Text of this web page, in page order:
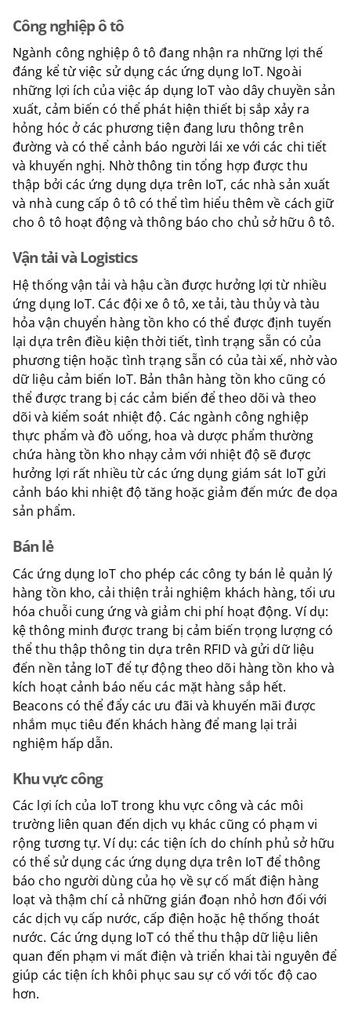
Công nghiệp ô tô
Ngành công nghiệp ô tô đang nhận ra những lợi thế
đáng kể từ việc sử dụng các ứng dụng IoT. Ngoài
những lợi ích của việc áp dụng IoT vào dây chuyền sản
xuất, cảm biến có thể phát hiện thiết bị sắp xảy ra
hỏng hóc ở các phương tiện đang lưu thông trên
đường và có thể cảnh báo người lái xe với các chi tiết
và khuyến nghị. Nhờ thông tin tổng hợp được thu
thập bởi các ứng dụng dựa trên IoT, các nhà sản xuất
và nhà cung cấp ô tô có thể tìm hiểu thêm về cách giữ
cho ô tô hoạt động và thông báo cho chủ sở hữu ô tô.
Vận tải và Logistics
Hệ thống vận tải và hậu cần được hưởng lợi từ nhiều
ứng dụng IoT. Các đội xe ô tô, xe tải, tàu thủy và tàu
hỏa vận chuyển hàng tồn kho có thể được định tuyến
lại dựa trên điều kiện thời tiết, tình trạng sẵn có của
phương tiện hoặc tình trạng sẵn có của tài xế, nhờ vào
dữ liệu cảm biến IoT. Bản thân hàng tồn kho cũng có
thể được trang bị các cảm biến để theo dõi và theo
dõi và kiểm soát nhiệt độ. Các ngành công nghiệp
thực phẩm và đồ uống, hoa và dược phẩm thường
chứa hàng tồn kho nhạy cảm với nhiệt độ sẽ được
hưởng lợi rất nhiều từ các ứng dụng giám sát IoT gửi
cảnh báo khi nhiệt độ tăng hoặc giảm đến mức đe dọa
sản phẩm.
Bán lẻ
Các ứng dụng IoT cho phép các công ty bán lẻ quản lý
hàng tồn kho, cải thiện trải nghiệm khách hàng, tối ưu
hóa chuỗi cung ứng và giảm chi phí hoạt động. Ví dụ:
kệ thông minh được trang bị cảm biến trọng lượng có
thể thu thập thông tin dựa trên RFID và gửi dữ liệu
đến nền tảng IoT để tự động theo dõi hàng tồn kho và
kích hoạt cảnh báo nếu các mặt hàng sắp hết.
Beacons có thể đẩy các ưu đãi và khuyến mãi được
nhắm mục tiêu đến khách hàng để mang lại trải
nghiệm hấp dẫn.
Khu vực công
Các lợi ích của IoT trong khu vực công và các môi
trường liên quan đến dịch vụ khác cũng có phạm vi
rộng tương tự. Ví dụ: các tiện ích do chính phủ sở hữu
có thể sử dụng các ứng dụng dựa trên IoT để thông
báo cho người dùng của họ về sự cố mất điện hàng
loạt và thậm chí cả những gián đoạn nhỏ hơn đối với
các dịch vụ cấp nước, cấp điện hoặc hệ thống thoát
nước. Các ứng dụng IoT có thể thu thập dữ liệu liên
quan đến phạm vi mất điện và triển khai tài nguyên để
giúp các tiện ích khôi phục sau sự cố với tốc độ cao
hơn.